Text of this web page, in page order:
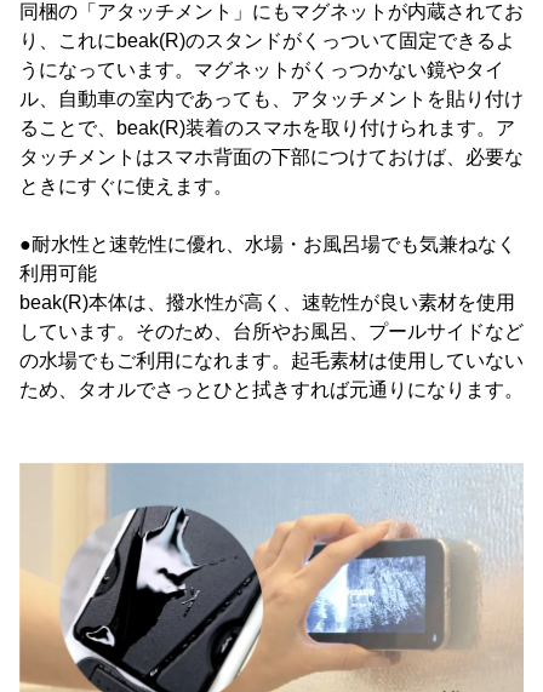
同梱の「アタッチメント」にもマグネットが内蔵されてお
り、これにbeak(R)のスタンドがくっついて固定できるよ
うになっています。マグネットがくっつかない鏡やタイ
ル、自動車の室内であっても、アタッチメントを貼り付け
ることで、beak(R)装着のスマホを取り付けられます。ア
タッチメントはスマホ背面の下部につけておけば、必要な
ときにすぐに使えます。
●耐水性と速乾性に優れ、水場・お風呂場でも気兼ねなく
利用可能
beak(R)本体は、撥水性が高く、速乾性が良い素材を使用
しています。そのため、台所やお風呂、プールサイドなど
の水場でもご利用になれます。起毛素材は使用していない
ため、タオルでさっとひと拭きすれば元通りになります。